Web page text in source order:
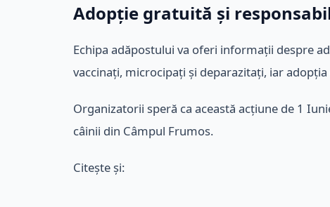
Adopție gratuită și
Echipa adăpostului va oferi informații despre
vaccinați, microcipați și deparazitați, iar
Organizatorii speră ca această acțiune de 1
câinii din Câmpul Frumos.
Citește și: